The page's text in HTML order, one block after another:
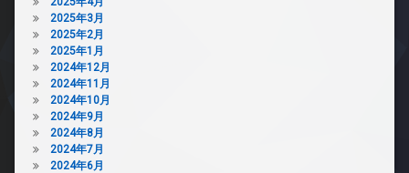
2025年3月
2025年2月
2025年1月
2024年12月
2024年11月
2024年10月
2024年9月
2024年8月
2024年7月
2024年6月